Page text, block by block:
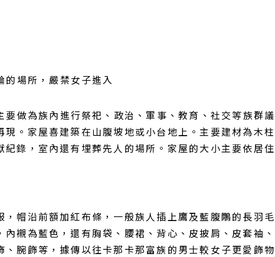
場所，嚴禁女子進入
做為族內進行祭祀、政治、軍事、教育、社交等族群
。家屋喜建築在山腹坡地或小台地上。主要建材為木
錄，室內還有埋葬先人的場所。家屋的大小主要依居住
，帽沿前額加紅布條，一般族人插上鷹及藍腹鷴的長
襯為藍色，還有胸袋、腰裙、背心、皮披肩、皮套袖
腕飾等，據傳以往卡那卡那富族的男士較女子更愛飾物